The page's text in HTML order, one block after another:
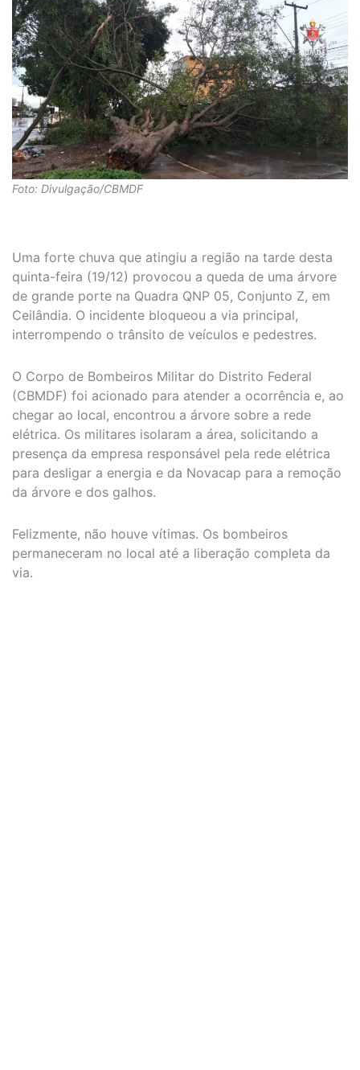
Foto: Divulgação/CBMDF
Uma forte chuva que atingiu a região na tarde desta
quinta-feira (19/12) provocou a queda de uma árvore
de grande porte na Quadra QNP 05, Conjunto Z, em
Ceilândia. O incidente bloqueou a via principal,
interrompendo o trânsito de veículos e pedestres.
O Corpo de Bombeiros Militar do Distrito Federal
(CBMDF) foi acionado para atender a ocorrência e, ao
chegar ao local, encontrou a árvore sobre a rede
elétrica. Os militares isolaram a área, solicitando a
presença da empresa responsável pela rede elétrica
para desligar a energia e da Novacap para a remoção
da árvore e dos galhos.
Felizmente, não houve vítimas. Os bombeiros
permaneceram no local até a liberação completa da
via.